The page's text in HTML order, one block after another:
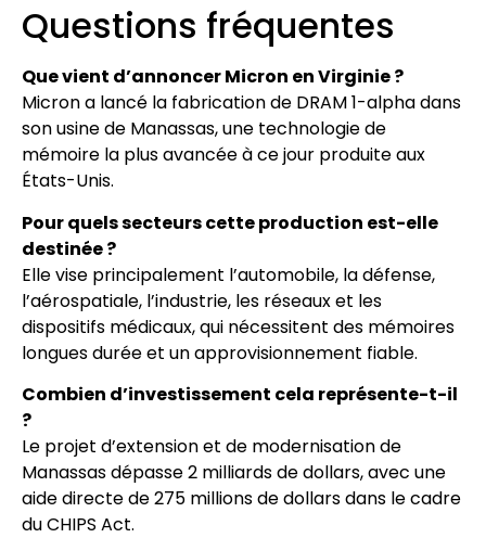
Questions fréquentes
Que vient d’annoncer Micron en Virginie ?
Micron a lancé la fabrication de DRAM 1-alpha dans
son usine de Manassas, une technologie de
mémoire la plus avancée à ce jour produite aux
États-Unis.
Pour quels secteurs cette production est-elle
destinée ?
Elle vise principalement l’automobile, la défense,
l’aérospatiale, l’industrie, les réseaux et les
dispositifs médicaux, qui nécessitent des mémoires
longues durée et un approvisionnement fiable.
Combien d’investissement cela représente-t-il
?
Le projet d’extension et de modernisation de
Manassas dépasse 2 milliards de dollars, avec une
aide directe de 275 millions de dollars dans le cadre
du CHIPS Act.